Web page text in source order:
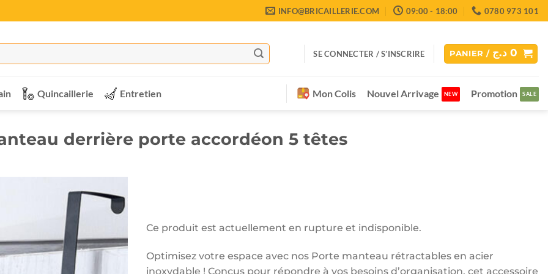
INFO@BRICAILLERIE.COM 09:00 - 18:00 0780 973 101
SE CONNECTER / S’INSCRIRE PANIER / 0 د.ج
Quincaillerie Entretien Mon Colis Nouvel Arrivage Promotion
derrière porte accordéon 5 têtes
Ce produit est actuellement en rupture et indisponible.
Optimisez votre espace avec nos Porte manteau rétractables en acier
inoxydable ! Conçus pour répondre à vos besoins d’organisation, cet accessoire